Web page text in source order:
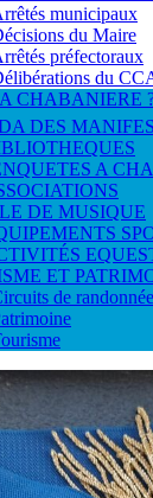
municipaux
du Maire
préfectoraux
du
CHABANIERE
DES
A
DE MUSIQUE
ET
de randonnée